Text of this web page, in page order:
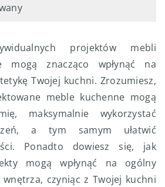
projektów mebli
mogą znacząco wpłynąć na
Twojej kuchni. Zrozumiesz,
meble kuchenne mogą
maksymalnie wykorzystać
a tym samym ułatwić
Ponadto dowiesz się, jak
mogą wpłynąć na ogólny
czyniąc z Twojej kuchni